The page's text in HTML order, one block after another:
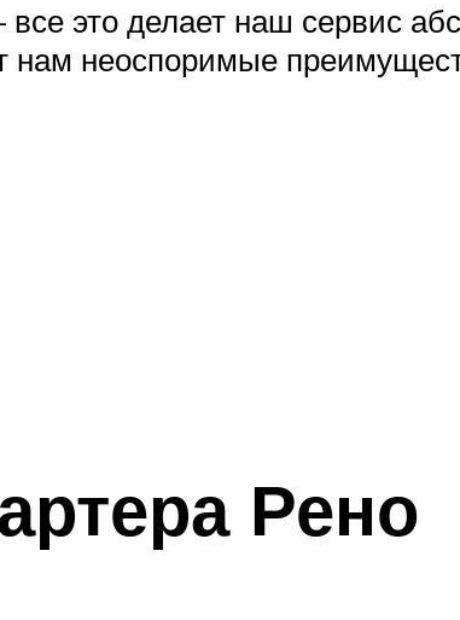
это делает наш сервис
нам неоспоримые
Рено